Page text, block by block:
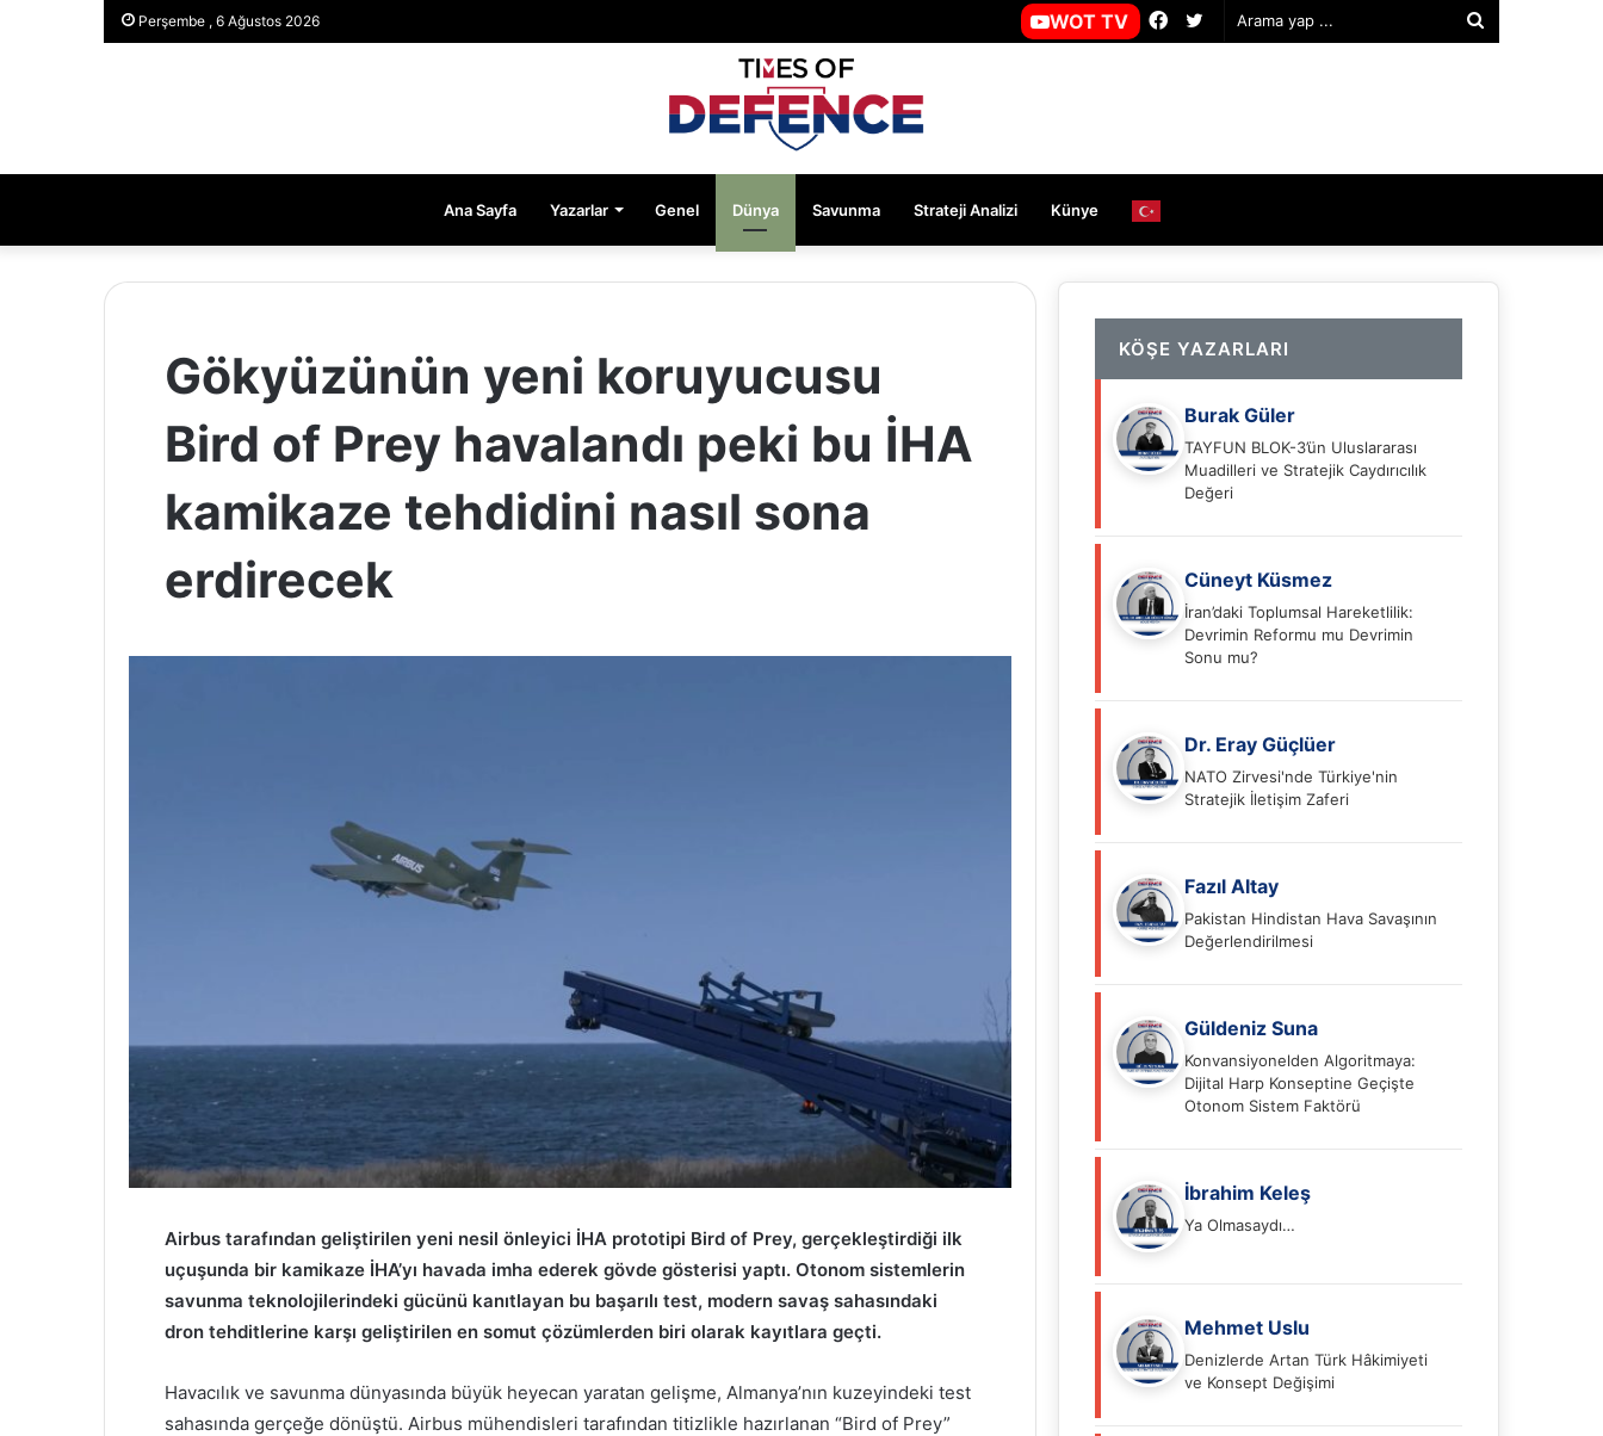
Perşembe , 6 Ağustos 2026 Twitter
Facebook
WOT TV
Ana Sayfa Yazarlar Genel Dünya Savunma Strateji Analizi Künye
Gökyüzünün yeni koruyucusu
Bird of Prey havalandı peki bu İHA
kamikaze tehdidini nasıl sona
erdirecek
Airbus tarafından geliştirilen yeni nesil önleyici İHA prototipi Bird of Prey, gerçekleştirdiği ilk
uçuşunda bir kamikaze İHA’yı havada imha ederek gövde gösterisi yaptı. Otonom sistemlerin
savunma teknolojilerindeki gücünü kanıtlayan bu başarılı test, modern savaş sahasındaki
dron tehditlerine karşı geliştirilen en somut çözümlerden biri olarak kayıtlara geçti.
Havacılık ve savunma dünyasında büyük heyecan yaratan gelişme, Almanya’nın kuzeyindeki test
sahasında gerçeğe dönüştü. Airbus mühendisleri tarafından titizlikle hazırlanan “Bird of Prey”
KÖŞE YAZARLARI
Burak Güler
TAYFUN BLOK-3’ün Uluslararası
Muadilleri ve Stratejik Caydırıcılık
Değeri
Cüneyt Küsmez
İran’daki Toplumsal Hareketlilik:
Devrimin Reformu mu Devrimin
Sonu mu?
Dr. Eray Güçlüer
NATO Zirvesi'nde Türkiye'nin
Stratejik İletişim Zaferi
Fazıl Altay
Pakistan Hindistan Hava Savaşının
Değerlendirilmesi
Güldeniz Suna
Konvansiyonelden Algoritmaya:
Dijital Harp Konseptine Geçişte
Otonom Sistem Faktörü
İbrahim Keleş
Ya Olmasaydı…
Mehmet Uslu
Denizlerde Artan Türk Hâkimiyeti
ve Konsept Değişimi